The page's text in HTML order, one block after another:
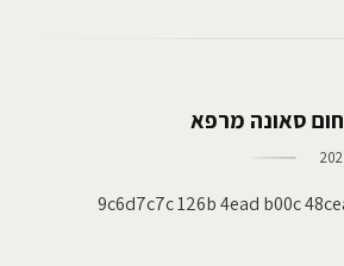
חום סאונה מרפא